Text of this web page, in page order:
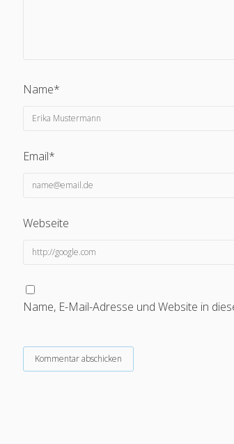
Name*
Email*
Webseite
Name, E-Mail-Adresse und Website in